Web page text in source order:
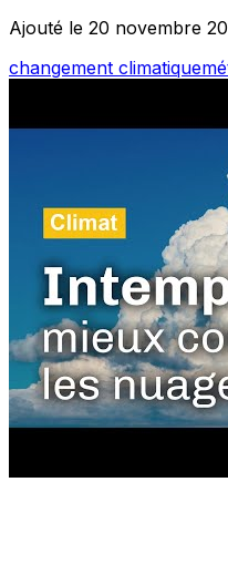
Ajouté le 20 novembre
changement climatique